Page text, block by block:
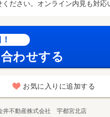
ださい。オンライン内見も対応
わせする
お気に入りに追加する
井不動産株式会社 宇都宮北店